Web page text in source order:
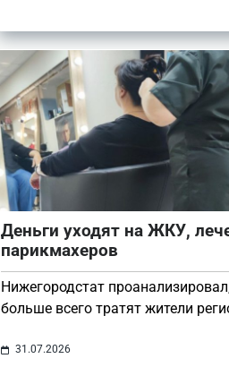
Деньги уходят на ЖКУ,
парикмахеров
Нижегородстат
больше всего тратят жители
31.07.2026